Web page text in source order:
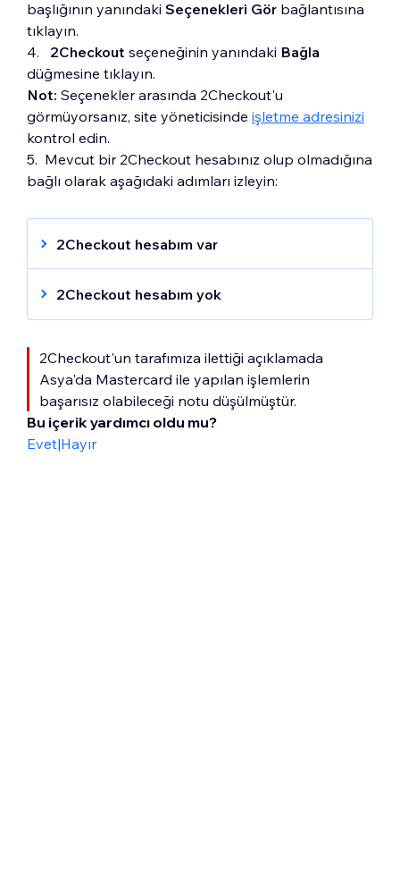
başlığının yanındaki Seçenekleri Gör bağlantısına
tıklayın.
4. 2Checkout seçeneğinin yanındaki Bağla
düğmesine tıklayın.
Not: Seçenekler arasında 2Checkout'u
görmüyorsanız, site yöneticisinde işletme adresinizi
kontrol edin.
5. Mevcut bir 2Checkout hesabınız olup olmadığına
bağlı olarak aşağıdaki adımları izleyin:
2Checkout hesabım var
Satıcı Kodu / Satıcı Kimliği
Yayımlanabilir Anahtar (Publishable
Key)
Özel Anahtar (Private Key)
Satın alma bağlantısı gizli kelimesi
2Checkout hesabım yok
Formu doldurun veBaşla 'ya tıklayın.
2Checkout hesabınızı aktive edin:
2Checkout tarafından gönderilen e-
postayı kontrol edin.
Hesabınızı etkinleştirmek için
2Checkout'un tarafımıza ilettiği açıklamada
Asya'da Mastercard ile yapılan işlemlerin
başarısız olabileceği notu düşülmüştür.
Bu içerik yardımcı oldu mu?
Evet|Hayır